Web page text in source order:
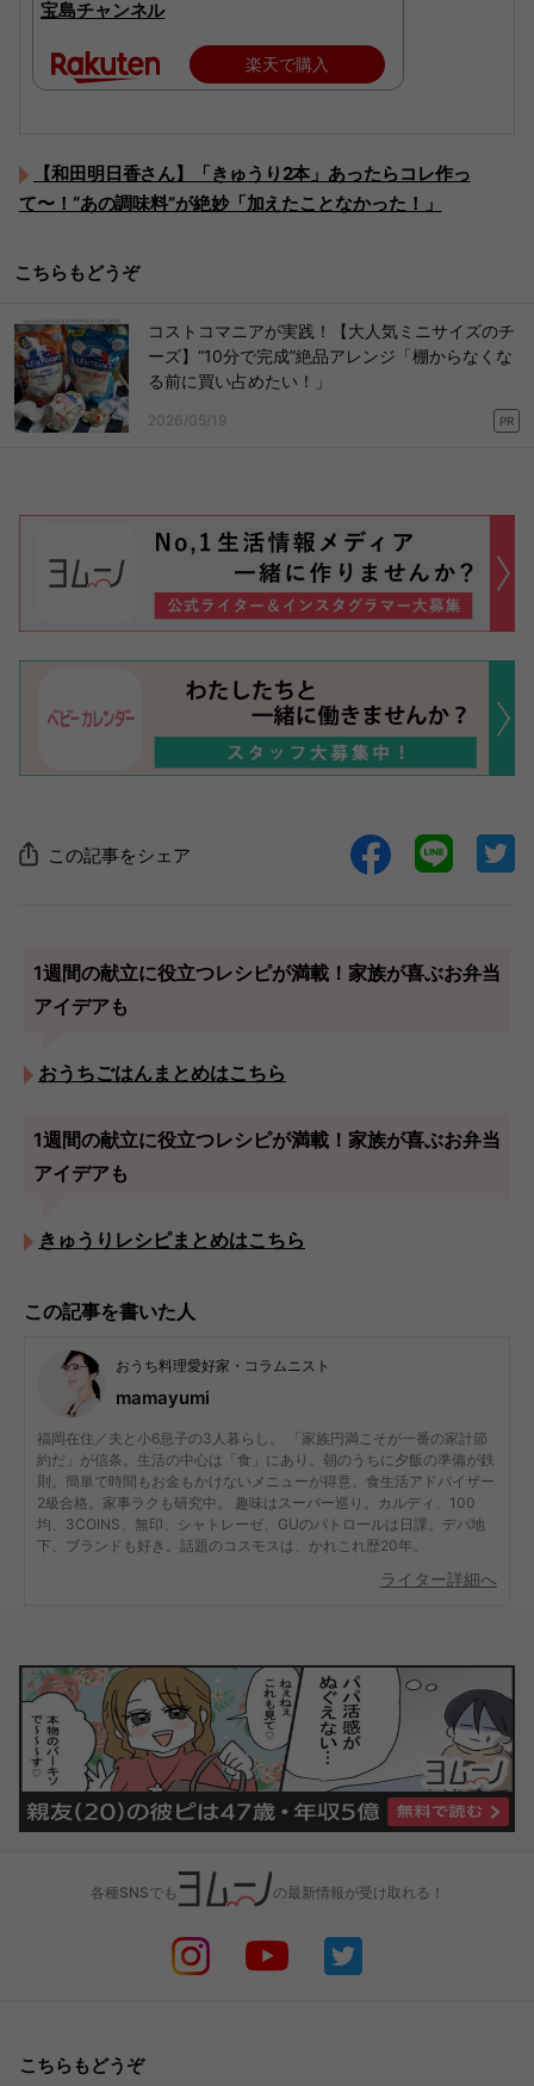
宝島チャンネル
楽天で購入
【和田明日香さん】「きゅうり2本」あったらコレ作っ
て〜！“あの調味料”が絶妙「加えたことなかった！」
こちらもどうぞ
コストコマニアが実践！【大人気ミニサイズのチ
ーズ】“10分で完成”絶品アレンジ「棚からなくな
る前に買い占めたい！」
2026/05/19 PR
この記事をシェア
1週間の献立に役立つレシピが満載！家族が喜ぶお弁当
アイデアも
おうちごはんまとめはこちら
1週間の献立に役立つレシピが満載！家族が喜ぶお弁当
アイデアも
きゅうりレシピまとめはこちら
この記事を書いた人
おうち料理愛好家・コラムニスト
mamayumi
福岡在住／夫と小6息子の3人暮らし。 「家族円満こそが一番の家計節
約だ」が信条。生活の中心は「食」にあり。朝のうちに夕飯の準備が鉄
則。簡単で時間もお金もかけないメニューが得意。食生活アドバイザー
2級合格。家事ラクも研究中。 趣味はスーパー巡り。カルディ、100
均、3COINS、無印、シャトレーゼ、GUのパトロールは日課。デパ地
下、ブランドも好き。話題のコスモスは、かれこれ歴20年。
ライター詳細へ
各種SNSでも の最新情報が受け取れる！
こちらもどうぞ